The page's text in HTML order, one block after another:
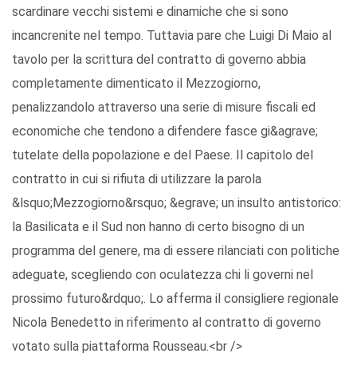
scardinare vecchi sistemi e dinamiche che si sono
incancrenite nel tempo. Tuttavia pare che Luigi Di Maio al
tavolo per la scrittura del contratto di governo abbia
completamente dimenticato il Mezzogiorno,
penalizzandolo attraverso una serie di misure fiscali ed
economiche che tendono a difendere fasce gi&agrave;
tutelate della popolazione e del Paese. Il capitolo del
contratto in cui si rifiuta di utilizzare la parola
&lsquo;Mezzogiorno&rsquo; &egrave; un insulto antistorico:
la Basilicata e il Sud non hanno di certo bisogno di un
programma del genere, ma di essere rilanciati con politiche
adeguate, scegliendo con oculatezza chi li governi nel
prossimo futuro&rdquo;. Lo afferma il consigliere regionale
Nicola Benedetto in riferimento al contratto di governo
votato sulla piattaforma Rousseau.<br />